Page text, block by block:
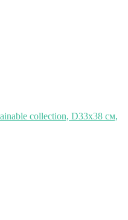
collection, D33х38 см,